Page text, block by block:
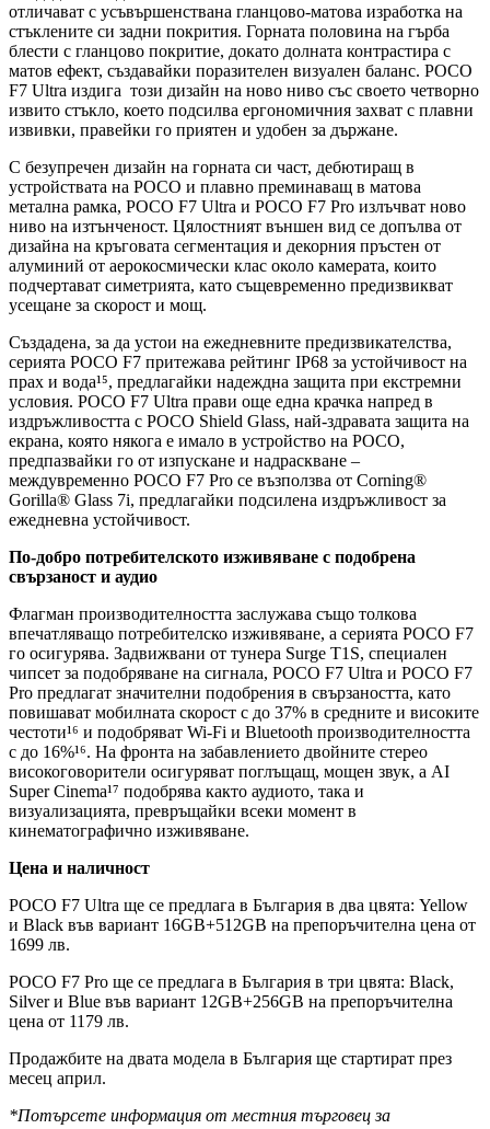
отличават с усъвършенствана гланцово-матова изработка на
стъклените си задни покрития. Горната половина на гърба
блести с гланцово покритие, докато долната контрастира с
матов ефект, създавайки поразителен визуален баланс. POCO
F7 Ultra издига този дизайн на ново ниво със своето четворно
извито стъкло, което подсилва ергономичния захват с плавни
извивки, правейки го приятен и удобен за държане.
С безупречен дизайн на горната си част, дебютиращ в
устройствата на POCO и плавно преминаващ в матова
метална рамка, POCO F7 Ultra и POCO F7 Pro излъчват ново
ниво на изтънченост. Цялостният външен вид се допълва от
дизайна на кръговата сегментация и декорния пръстен от
алуминий от аерокосмически клас около камерата, които
подчертават симетрията, като същевременно предизвикват
усещане за скорост и мощ.
Създадена, за да устои на ежедневните предизвикателства,
серията POCO F7 притежава рейтинг IP68 за устойчивост на
прах и вода¹⁵, предлагайки надеждна защита при екстремни
условия. POCO F7 Ultra прави още една крачка напред в
издръжливостта с POCO Shield Glass, най-здравата защита на
екрана, която някога е имало в устройство на POCO,
предпазвайки го от изпускане и надраскване –
междувременно POCO F7 Pro се възползва от Corning®
Gorilla® Glass 7i, предлагайки подсилена издръжливост за
ежедневна устойчивост.
По-добро потребителското изживяване с подобрена
свързаност и аудио
Флагман производителността заслужава също толкова
впечатляващо потребителско изживяване, а серията POCO F7
го осигурява. Задвижвани от тунера Surge T1S, специален
чипсет за подобряване на сигнала, POCO F7 Ultra и POCO F7
Pro предлагат значителни подобрения в свързаността, като
повишават мобилната скорост с до 37% в средните и високите
честоти¹⁶ и подобряват Wi-Fi и Bluetooth производителността
с до 16%¹⁶. На фронта на забавлението двойните стерео
високоговорители осигуряват поглъщащ, мощен звук, а AI
Super Cinema¹⁷ подобрява както аудиото, така и
визуализацията, превръщайки всеки момент в
кинематографично изживяване.
Цена и наличност
POCO F7 Ultra ще се предлага в България в два цвята: Yellow
и Black във вариант 16GB+512GB на препоръчителна цена от
1699 лв.
POCO F7 Pro ще се предлага в България в три цвята: Black,
Silver и Blue във вариант 12GB+256GB на препоръчителна
цена от 1179 лв.
Продажбите на двата модела в България ще стартират през
месец април.
*Потърсете информация от местния търговец за